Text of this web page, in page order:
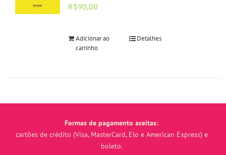
R$90,00
Adicionar ao
carrinho
Detalhes
Formas de pagamento aceitas:
cartões de crédito (Visa, MasterCard, Elo e American Express) e
boleto.